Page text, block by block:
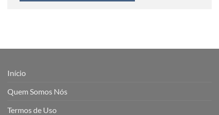
Início
Quem Somos Nós
Termos de Uso